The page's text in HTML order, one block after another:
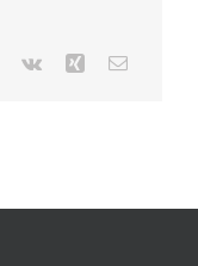
Pinterest
Vk Xing E-